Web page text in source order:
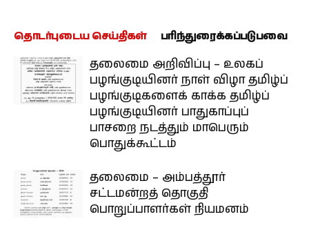
தொடர்புடைய செய்திகள் பரிந்துரைக்கப்படுபவை
தலைமை அறிவிப்பு – உலகப்
பழங்குடியினர் நாள் விழா தமிழ்ப்
பழங்குடிகளைக் காக்க தமிழ்ப்
பழங்குடியினர் பாதுகாப்புப்
பாசறை நடத்தும் மாபெரும்
பொதுக்கூட்டம்
தலைமை – அம்பத்தூர்
சட்டமன்றத் தொகுதி
பொறுப்பாளர்கள் நியமனம்